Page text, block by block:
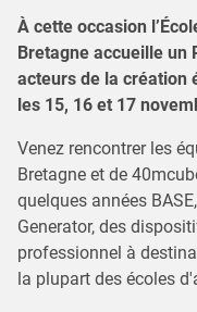
À cette occasion
Bretagne accueille un
acteurs de la création
les 15, 16 et 17
Venez rencontrer les
Bretagne et de
quelques années
Generator, des
professionnel à
la plupart des écoles